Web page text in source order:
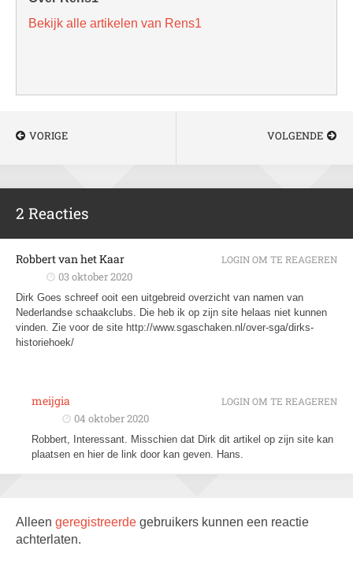
Bekijk alle artikelen van Rens1
VORIGE VOLGENDE
2 Reacties
Robbert van het Kaar
03 oktober 2020
Dirk Goes schreef ooit een uitgebreid overzicht van namen van
Nederlandse schaakclubs. Die heb ik op zijn site helaas niet kunnen
vinden. Zie voor de site http://www.sgaschaken.nl/over-sga/dirks-
historiehoek/
LOGIN OM TE REAGEREN
meijgia
04 oktober 2020
Robbert, Interessant. Misschien dat Dirk dit artikel op zijn site kan
plaatsen en hier de link door kan geven. Hans.
LOGIN OM TE REAGEREN
Alleen geregistreerde gebruikers kunnen een reactie
achterlaten.